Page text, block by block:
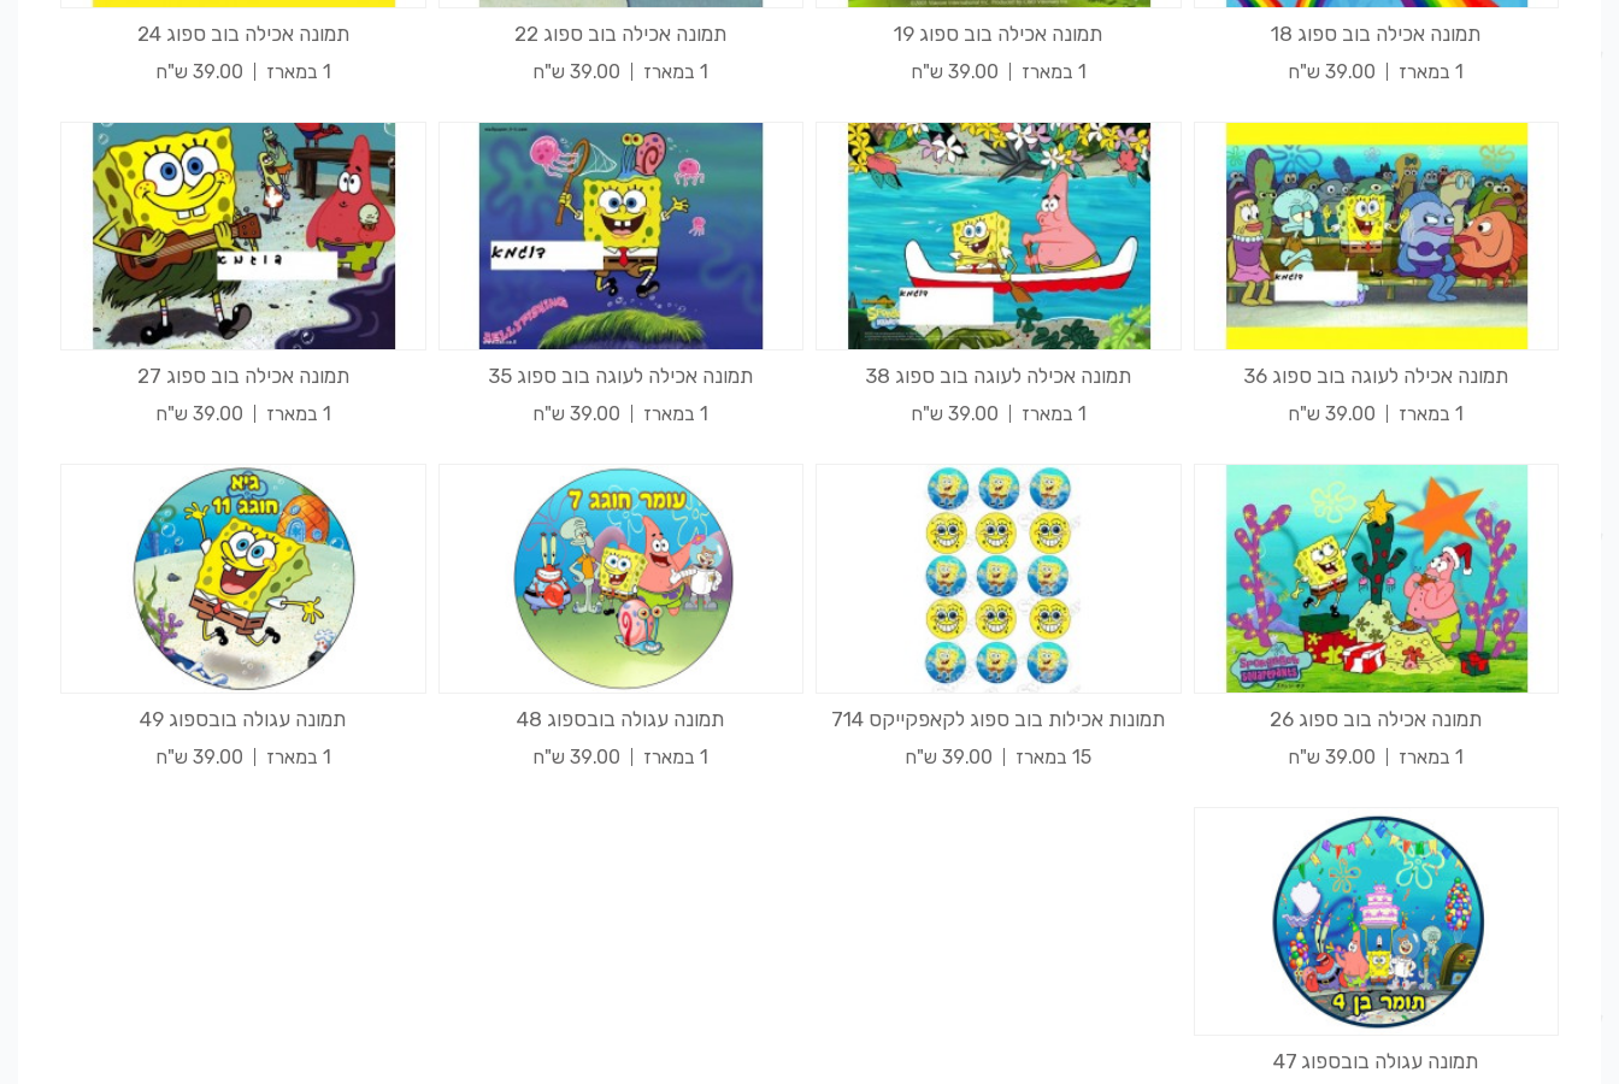
תמונה אכילה בוב ספוג 18
1 במארז 39.00 ש"ח
תמונה אכילה בוב ספוג 19
1 במארז 39.00 ש"ח
תמונה אכילה בוב ספוג 22
1 במארז 39.00 ש"ח
תמונה אכילה בוב ספוג 24
1 במארז 39.00 ש"ח
תמונה אכילה לעוגה בוב ספוג 36
1 במארז 39.00 ש"ח
תמונה אכילה לעוגה בוב ספוג 38
1 במארז 39.00 ש"ח
תמונה אכילה לעוגה בוב ספוג 35
1 במארז 39.00 ש"ח
תמונה אכילה בוב ספוג 27
1 במארז 39.00 ש"ח
תמונה אכילה בוב ספוג 26
1 במארז 39.00 ש"ח
תמונות אכילות בוב ספוג לקאפקייקס 714
15 במארז 39.00 ש"ח
תמונה עגולה בובספוג 48
1 במארז 39.00 ש"ח
תמונה עגולה בובספוג 49
1 במארז 39.00 ש"ח
תמונה עגולה בובספוג 47